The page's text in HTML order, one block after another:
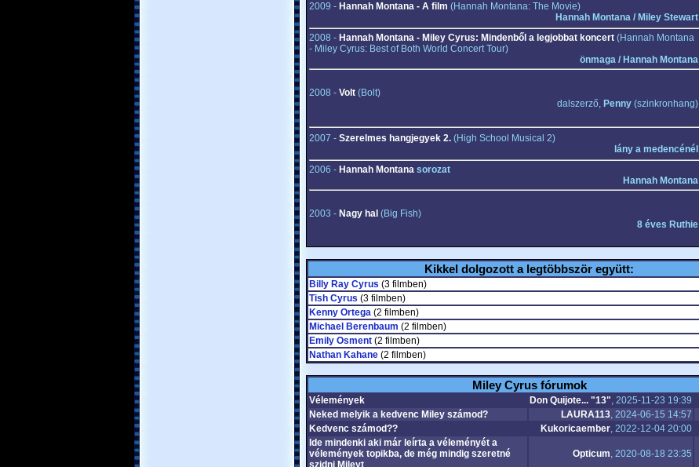
2009 - Hannah Montana - A film (Hannah Montana: The Movie)
Hannah Montana / Miley Stewart
2008 - Hannah Montana - Miley Cyrus: Mindenből a legjobbat koncert(Hannah Montana
- Miley Cyrus: Best of Both World Concert Tour)
önmaga / Hannah Montana
2008 - Volt(Bolt)
dalszerző, Penny(szinkronhang)
2007 - Szerelmes hangjegyek 2.(High School Musical 2)
lány a medencénél
2006 - Hannah Montana sorozat
Hannah Montana
2003 - Nagy hal (Big Fish)
8 éves Ruthie
Kikkel dolgozott a legtöbbször együtt:
Billy Ray Cyrus (3 filmben)
Tish Cyrus (3 filmben)
Kenny Ortega(2 filmben)
Michael Berenbaum (2 filmben)
Emily Osment(2 filmben)
Nathan Kahane(2 filmben)
Miley Cyrus fórumok
Vélemények Don Quijote... "13", 2025-11-23 19:39
Neked melyik a kedvenc Miley számod?
LAURA113, 2024-06-15 14:57
Kedvenc számod??
Kukoricaember, 2022-12-04 20:00
Ide mindenki aki már leírta a véleményét a
vélemények topikba, de még mindig szeretné
szidni Mileyt
Opticum, 2020-08-18 23:35